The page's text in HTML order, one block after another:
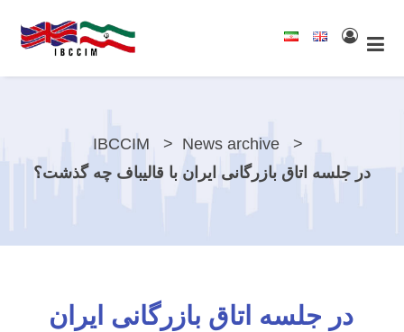
IBCCIM
News archive
در جلسه اتاق بازرگانی ایران با قالیباف چه گذشت؟
در جلسه اتاق بازرگانی ایران